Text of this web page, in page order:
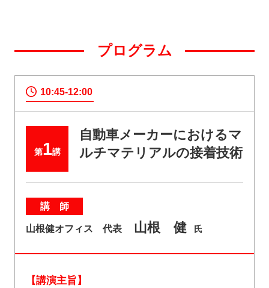
プログラム
10:45-12:00
第1講
自動車メーカーにおけるマ
ルチマテリアルの接着技術
講 師
山根健オフィス 代表 山根 健 氏
【講演主旨】